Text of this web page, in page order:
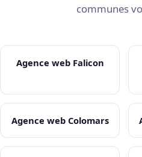
communes
Agence web Falicon
Agence web Colomars